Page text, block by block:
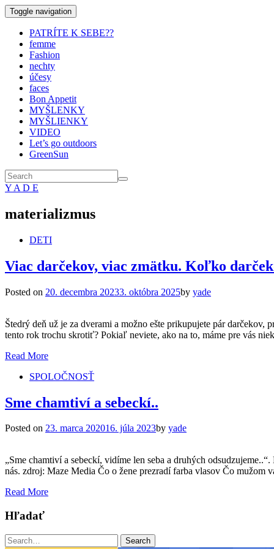
Toggle navigation
PATRÍTE K SEBE??
femme
Fashion
nechty
účesy
faces
Bon Appetit
MYŠLENKY
MYŠLIENKY
VIDEO
Let’s go outdoors
GreenSun
Y A D E
materializmus
DETI
Viac darčekov, viac zmätku. Koľko
Posted on 20. decembra 20233. októbra 2025by yade
Štedrý deň už je za dverami a možno ešte prikupujete pár
tento rok trochu skrotiť? Pokiaľ neviete, ako na to, máme pre vás
Read More
SPOLOČNOSŤ
Sme chamtiví a sebeckí..
Posted on 23. marca 202016. júla 2023by yade
„Sme chamtiví a sebeckí, vidíme len seba a druhých
nás. zdroj: Maze Media Čo o žene prezradí farba vlasov Čo mužom
Read More
Hľadať
Search
Search